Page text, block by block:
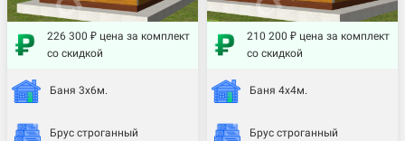
226 300 ₽ цена за комплект
со скидкой
Баня 3х6м.
Брус строганный
210 200 ₽ цена за комплект
со скидкой
Баня 4х4м.
Брус строганный